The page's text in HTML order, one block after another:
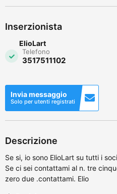
Inserzionista
ElioLart
Telefono
3517511102
Invia messaggio
Solo per utenti registrati
Descrizione
Se si, io sono ElioLart su tutti i
Se ci sei contattami al n. tre
zero due .contattami. Elio